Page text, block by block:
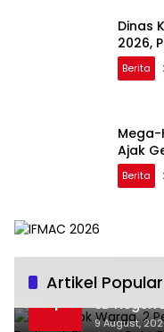
Dinas
2026,
Berita
Mega-
Ajak
Berita
Artikel Popular
1
Terpergok
SD Negeri
Clurit
9 August,